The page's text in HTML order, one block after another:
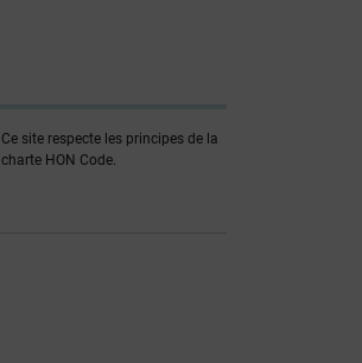
Ce site respecte les principes de la
charte HON Code.